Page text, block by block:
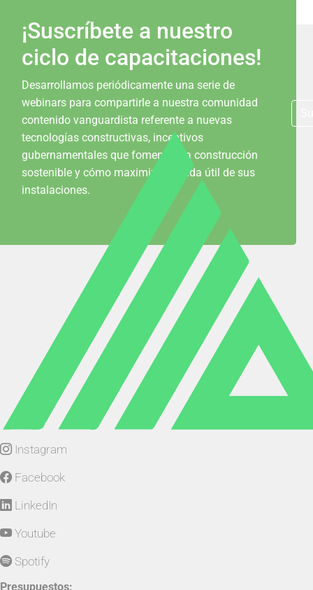
¡Suscríbete a nuestro
ciclo de capacitaciones!
Desarrollamos periódicamente una serie de
webinars para compartirle a nuestra comunidad
contenido vanguardista referente a nuevas
tecnologías constructivas, incentivos
gubernamentales que fomentan la construcción
sostenible y cómo maximizar la vida útil de sus
instalaciones.
Instagram
Facebook
LinkedIn
Youtube
Spotify
Presupuestos: